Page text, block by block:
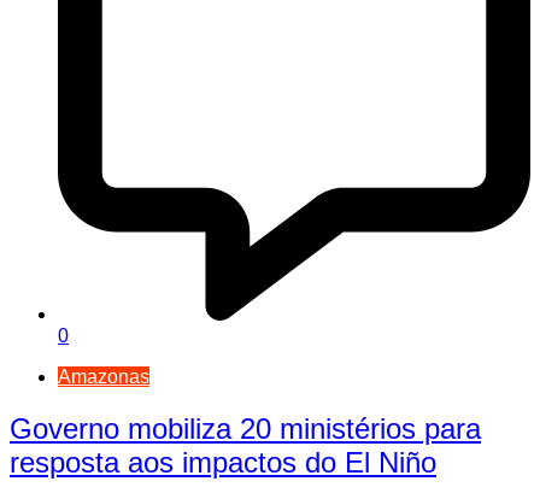
0
Amazonas
Governo mobiliza 20 ministérios para
resposta aos impactos do El Niño